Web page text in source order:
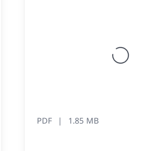
PDF 1.85 MB